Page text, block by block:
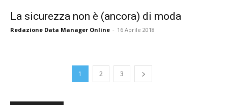
La sicurezza non è (ancora) di moda
Redazione Data Manager Online - 16 Aprile 2018
1 2 3